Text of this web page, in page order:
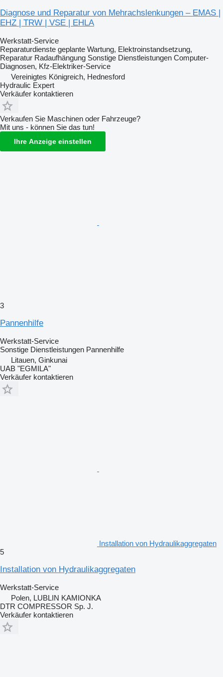
Diagnose und Reparatur von Mehrachslenkungen – EMAS |
EHZ | TRW | VSE | EHLA
Werkstatt-Service
Reparaturdienste geplante Wartung, Elektroinstandsetzung,
Reparatur Radaufhängung Sonstige Dienstleistungen Computer-
Diagnosen, Kfz-Elektriker-Service
Vereinigtes Königreich, Hednesford
Hydraulic Expert
Verkäufer kontaktieren
Verkaufen Sie Maschinen oder Fahrzeuge?
Mit uns - können Sie das tun!
Ihre Anzeige einstellen
3
Pannenhilfe
Werkstatt-Service
Sonstige Dienstleistungen Pannenhilfe
Litauen, Ginkunai
UAB "EGMILA"
Verkäufer kontaktieren
Installation von Hydraulikaggregaten
5
Installation von Hydraulikaggregaten
Werkstatt-Service
Polen, LUBLIN KAMIONKA
DTR COMPRESSOR Sp. J.
Verkäufer kontaktieren